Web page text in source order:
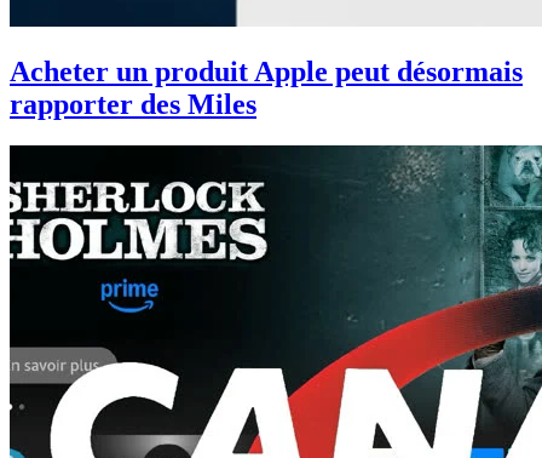
Acheter un produit Apple peut désormais
rapporter des Miles